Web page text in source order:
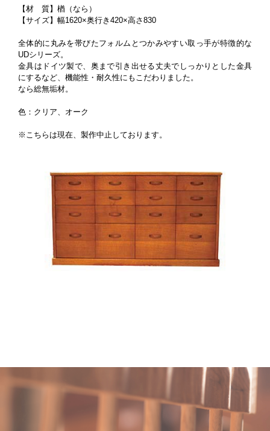
【材 質】楢（なら）
【サイズ】幅1620×奥行き420×高さ830
全体的に丸みを帯びたフォルムとつかみやすい取っ手が特徴的な
UDシリーズ。
金具はドイツ製で、奥まで引き出せる丈夫でしっかりとした金具
にするなど、機能性・耐久性にもこだわりました。
なら総無垢材。
色：クリア、オーク
※こちらは現在、製作中止しております。